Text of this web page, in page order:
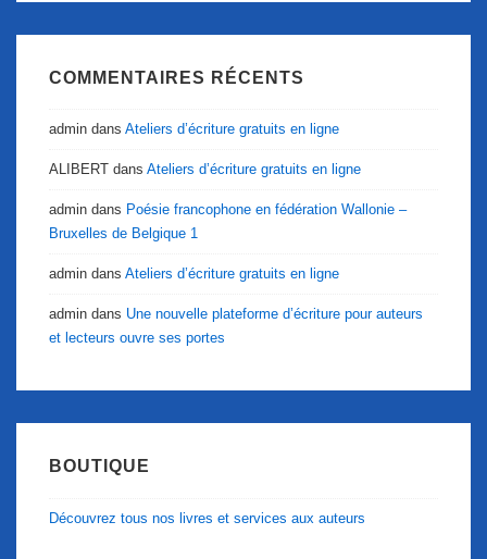
COMMENTAIRES RÉCENTS
admin dans Ateliers d’écriture gratuits en ligne
ALIBERT dans Ateliers d’écriture gratuits en ligne
admin dans Poésie francophone en fédération Wallonie –
Bruxelles de Belgique 1
admin dans Ateliers d’écriture gratuits en ligne
admin dans Une nouvelle plateforme d’écriture pour auteurs
et lecteurs ouvre ses portes
BOUTIQUE
Découvrez tous nos livres et services aux auteurs